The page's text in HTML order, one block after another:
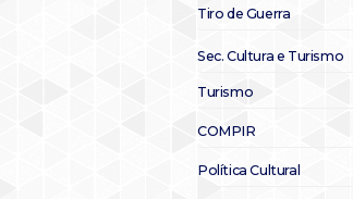
Tiro de Guerra
Sec. Cultura e Turismo
Turismo
COMPIR
Política Cultural